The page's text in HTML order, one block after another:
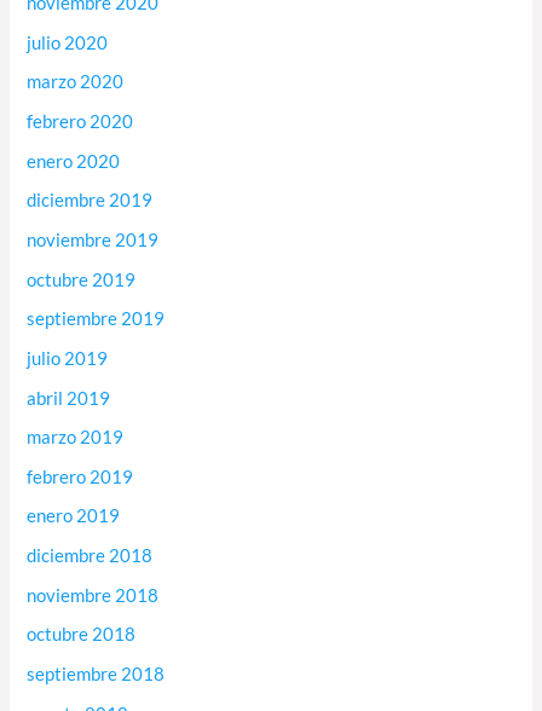
julio 2020
marzo 2020
febrero 2020
enero 2020
diciembre 2019
noviembre 2019
octubre 2019
septiembre 2019
julio 2019
abril 2019
marzo 2019
febrero 2019
enero 2019
diciembre 2018
noviembre 2018
octubre 2018
septiembre 2018